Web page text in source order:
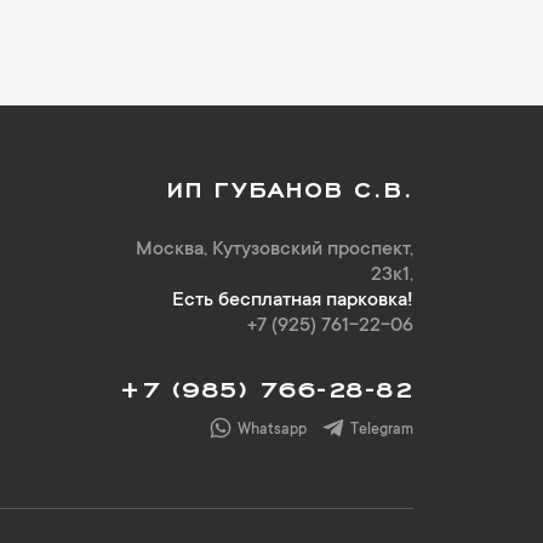
ИП ГУБАНОВ С.В.
Москва, Кутузовский проспект,
23к1,
Есть бесплатная парковка!
+7 (925) 761-22-06
+7 (985) 766-28-82
Whatsapp Telegram